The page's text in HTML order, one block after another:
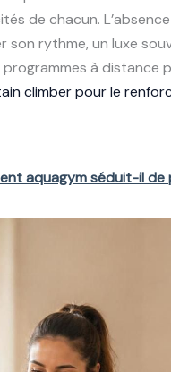
de chacun.
son rythme, un luxe
à
climber pour le
aquagym séduit-il